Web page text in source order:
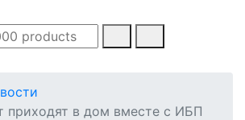
приходят в дом вместе с ИБП